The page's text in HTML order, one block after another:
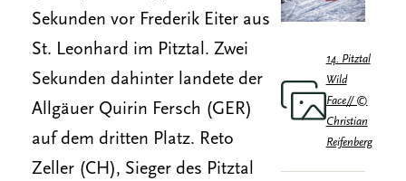
Sekunden vor Frederik Eiter aus
St. Leonhard im Pitztal. Zwei
Sekunden dahinter landete der
Allgäuer Quirin Fersch (GER)
auf dem dritten Platz. Reto
Zeller (CH), Sieger des Pitztal
14. Pitztal
Wild
Face// ©
Christian
Reifenberg